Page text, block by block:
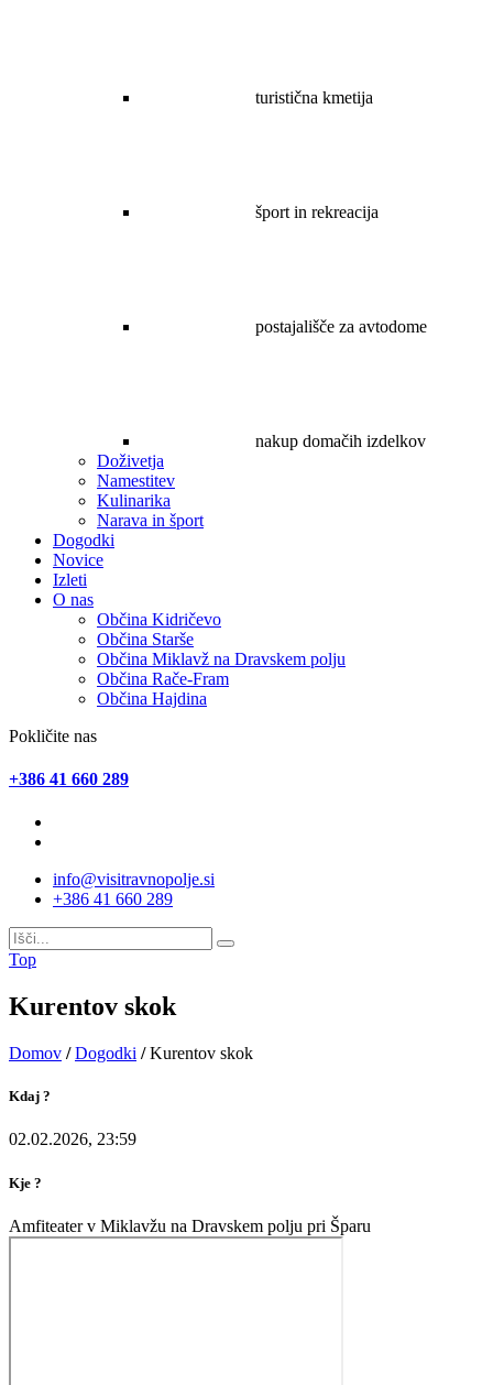
turistična kmetija
šport in rekreacija
postajališče za avtodome
nakup domačih izdelkov
Doživetja
Namestitev
Kulinarika
Narava in šport
Dogodki
Novice
Izleti
O nas
Občina Kidričevo
Občina Starše
Občina Miklavž na Dravskem polju
Občina Rače-Fram
Občina Hajdina
Pokličite nas
+386 41 660 289
info@visitravnopolje.si
+386 41 660 289
Top
Kurentov skok
Domov / Dogodki / Kurentov skok
Kdaj ?
02.02.2026, 23:59
Kje ?
Amfiteater v Miklavžu na Dravskem polju pri Šparu